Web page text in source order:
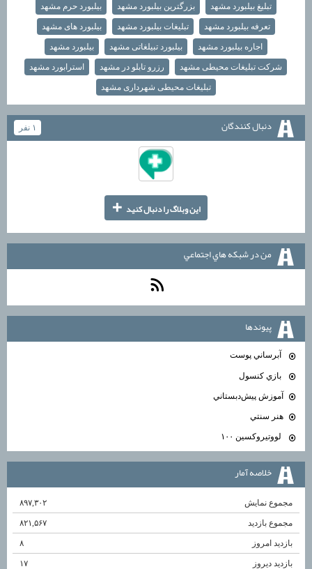
تبلیغ بیلبورد مشهد بزرگترین بیلبورد مشهد بیلبورد حرم مشهد
تعرفه بیلبورد مشهد تبلیغات بیلبورد مشهد بیلبورد های مشهد
اجاره بیلبورد مشهد بیلبورد تبیلغاتی مشهد بیلبورد مشهد
شرکت تبلیغات محیطی مشهد رزرو تابلو در مشهد استرابورد مشهد
تبلیغات محیطی شهرداری مشهد
دنبال كنندگان ۱ نفر
اين وبلاگ را دنبال كنيد +
من در شبكه هاي اجتماعي
پيوندها
آبرساني پوست
بازي كنسول
آموزش پيش‌دبستاني
هنر سنتي
لووتيروكسين ۱۰۰
خلاصه آمار
مجموع نمایش‌ ۸۹۷,۳۰۲
مجموع بازدید ۸۲۱,۵۶۷
بازدید امروز ۸
بازدید دیروز ۱۷